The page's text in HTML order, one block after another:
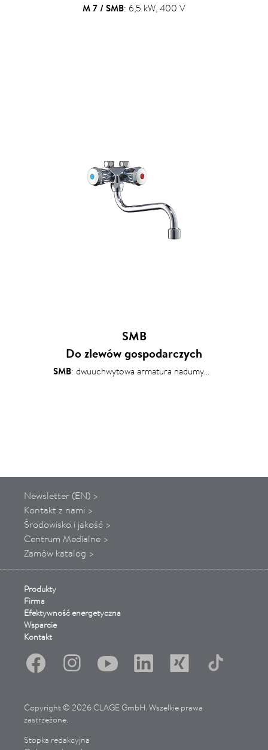
M 7 / SMB: 6,5 kW, 400 V
SMB
Do zlewów gospodarczych
SMB: dwuuchwytowa armatura nadumywalkowa
Newsletter (EN) >
Kontakt z nami >
Środowisko i jakość >
Centrum Medialne >
Zamów katalog >
Produkty
Firma
Efektywność energetyczna
Wsparcie
Kontakt
Copyright © 2026 CLAGE GmbH. Wszelkie prawa
zastrzeżone.
Stopka redakcyjna